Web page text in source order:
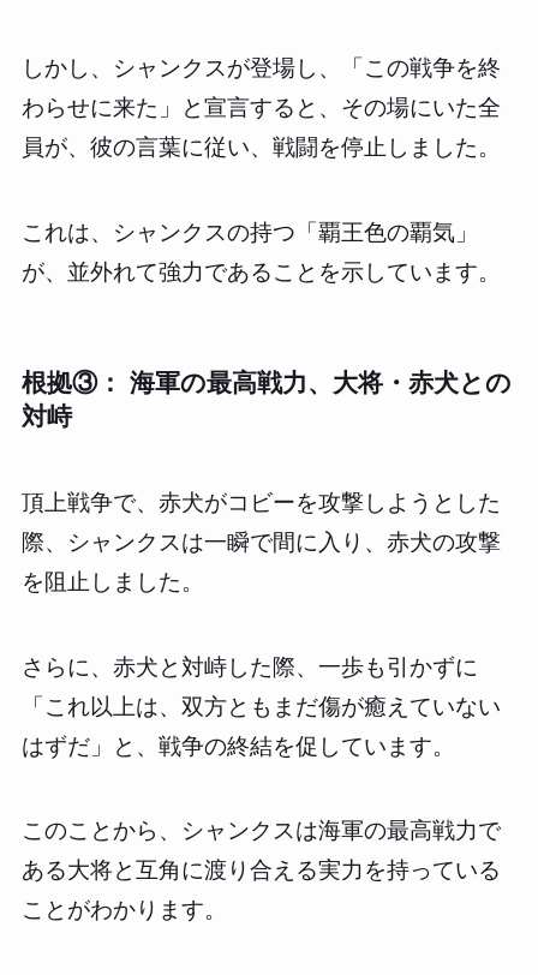
しかし、シャンクスが登場し、「この戦争を終
わらせに来た」と宣言すると、その場にいた全
員が、彼の言葉に従い、戦闘を停止しました。
これは、シャンクスの持つ「覇王色の覇気」
が、並外れて強力であることを示しています。
根拠③： 海軍の最高戦力、大将・赤犬との
対峙
頂上戦争で、赤犬がコビーを攻撃しようとした
際、シャンクスは一瞬で間に入り、赤犬の攻撃
を阻止しました。
さらに、赤犬と対峙した際、一歩も引かずに
「これ以上は、双方ともまだ傷が癒えていない
はずだ」と、戦争の終結を促しています。
このことから、シャンクスは海軍の最高戦力で
ある大将と互角に渡り合える実力を持っている
ことがわかります。